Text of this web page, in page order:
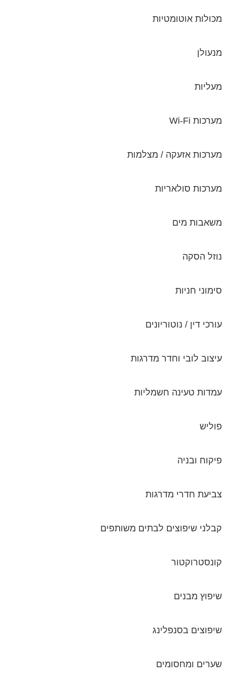
מכולות אוטומטיות
מנעולן
מעליות
מערכות Wi-Fi
מערכות אזעקה / מצלמות
מערכות סולאריות
משאבות מים
נוזל הסקה
סימוני חניות
עורכי דין / נוטוריונים
עיצוב לובי וחדר מדרגות
עמדות טעינה חשמליות
פוליש
פיקוח ובניה
צביעת חדרי מדרגות
קבלני שיפוצים לבתים משותפים
קונסטרוקטור
שיפוץ מבנים
שיפוצים בסנפלינג
שערים ומחסומים